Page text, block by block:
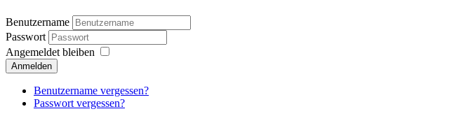
Benutzername
Passwort
Angemeldet bleiben
Anmelden
Benutzername vergessen?
Passwort vergessen?